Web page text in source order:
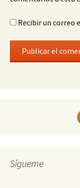
Recibir un correo
Sígueme